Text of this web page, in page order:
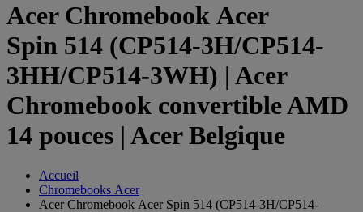
Acer Chromebook Acer
Spin 514 (CP514-3H/CP514-
3HH/CP514-3WH) | Acer
Chromebook convertible AMD
14 pouces | Acer Belgique
Accueil
Chromebooks Acer
Acer Chromebook Acer Spin 514 (CP514-3H/CP514-